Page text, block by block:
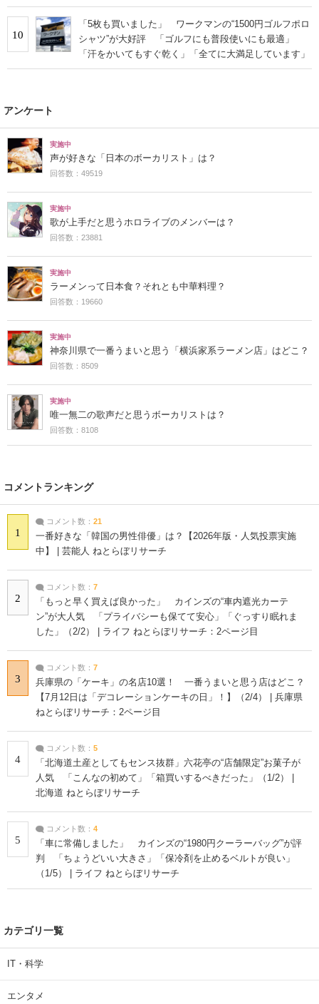
10
「5枚も買いました」 ワークマンの“1500円ゴルフポロ
シャツ”が大好評 「ゴルフにも普段使いにも最適」
「汗をかいてもすぐ乾く」「全てに大満足しています」
アンケート
実施中
声が好きな「日本のボーカリスト」は？
回答数：49519
実施中
歌が上手だと思うホロライブのメンバーは？
回答数：23881
実施中
ラーメンって日本食？それとも中華料理？
回答数：19660
実施中
神奈川県で一番うまいと思う「横浜家系ラーメン店」はどこ？
回答数：8509
実施中
唯一無二の歌声だと思うボーカリストは？
回答数：8108
コメントランキング
1
コメント数： 21
一番好きな「韓国の男性俳優」は？【2026年版・人気投票実施
中】 | 芸能人 ねとらぼリサーチ
2
コメント数： 7
「もっと早く買えば良かった」 カインズの“車内遮光カーテ
ン”が大人気 「プライバシーも保てて安心」「ぐっすり眠れま
した」（2/2） | ライフ ねとらぼリサーチ：2ページ目
3
コメント数： 7
兵庫県の「ケーキ」の名店10選！ 一番うまいと思う店はどこ？
【7月12日は「デコレーションケーキの日」！】（2/4） | 兵庫県
ねとらぼリサーチ：2ページ目
4
コメント数： 5
「北海道土産としてもセンス抜群」六花亭の“店舗限定”お菓子が
人気 「こんなの初めて」「箱買いするべきだった」（1/2） |
北海道 ねとらぼリサーチ
5
コメント数： 4
「車に常備しました」 カインズの“1980円クーラーバッグ”が評
判 「ちょうどいい大きさ」「保冷剤を止めるベルトが良い」
（1/5） | ライフ ねとらぼリサーチ
カテゴリ一覧
IT・科学
エンタメ